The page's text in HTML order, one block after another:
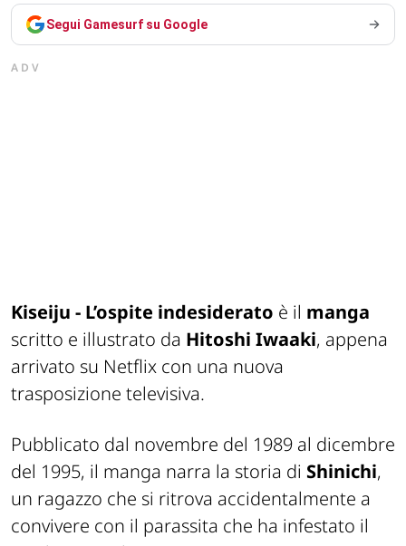
Segui Gamesurf su Google
ADV
Kiseiju - L’ospite indesiderato è il manga
scritto e illustrato da Hitoshi Iwaaki, appena
arrivato su Netflix con una nuova
trasposizione televisiva.
Pubblicato dal novembre del 1989 al dicembre
del 1995, il manga narra la storia di Shinichi,
un ragazzo che si ritrova accidentalmente a
convivere con il parassita che ha infestato il